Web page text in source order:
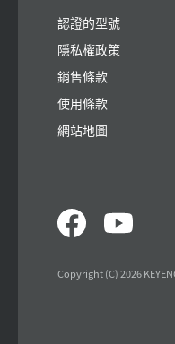
認證的型號
隱私權政策
銷售條款
使用條款
網站地圖
Copyright (C) 2026